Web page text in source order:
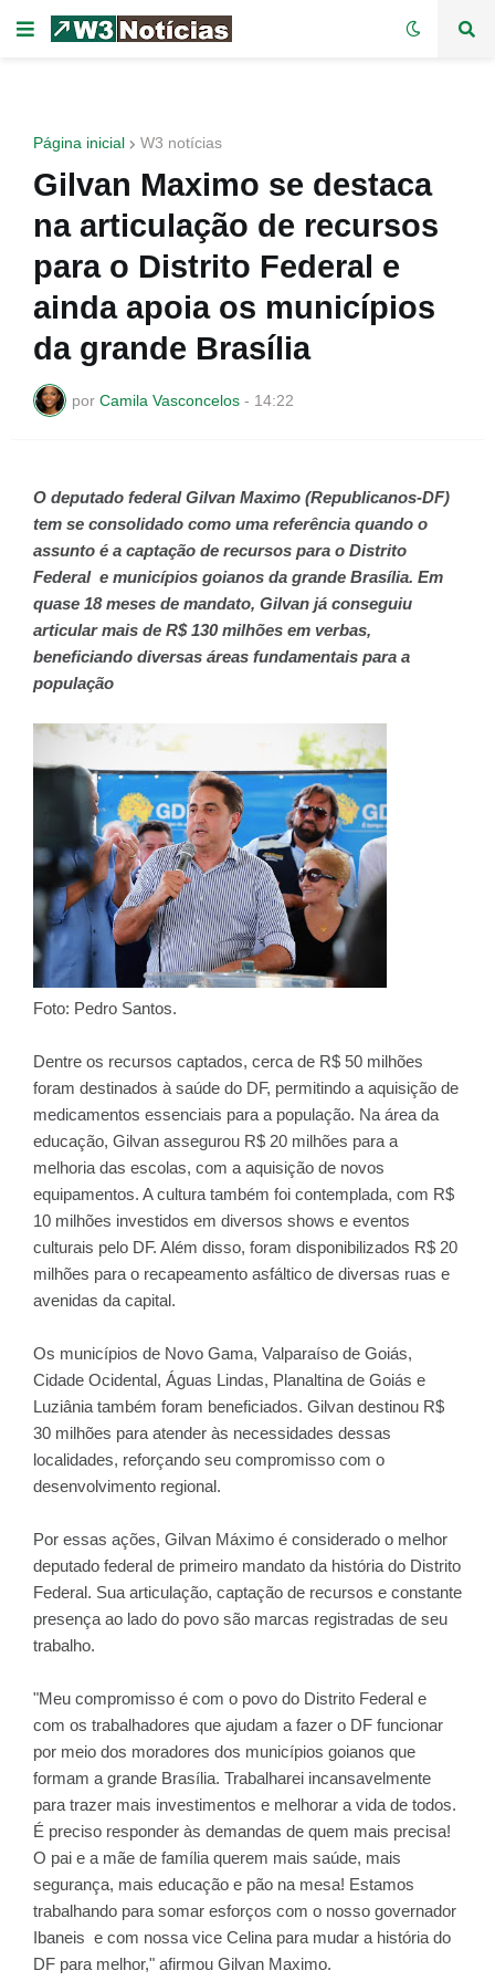
Página inicial W3 notícias
Gilvan Maximo se destaca
na articulação de recursos
para o Distrito Federal e
ainda apoia os municípios
da grande Brasília
por Camila Vasconcelos - 14:22
O deputado federal Gilvan Maximo (Republicanos-DF)
tem se consolidado como uma referência quando o
assunto é a captação de recursos para o Distrito
Federal e municípios goianos da grande Brasília. Em
quase 18 meses de mandato, Gilvan já conseguiu
articular mais de R$ 130 milhões em verbas,
beneficiando diversas áreas fundamentais para a
população
Foto: Pedro Santos.
Dentre os recursos captados, cerca de R$ 50 milhões
foram destinados à saúde do DF, permitindo a aquisição de
medicamentos essenciais para a população. Na área da
educação, Gilvan assegurou R$ 20 milhões para a
melhoria das escolas, com a aquisição de novos
equipamentos. A cultura também foi contemplada, com R$
10 milhões investidos em diversos shows e eventos
culturais pelo DF. Além disso, foram disponibilizados R$ 20
milhões para o recapeamento asfáltico de diversas ruas e
avenidas da capital.
Os municípios de Novo Gama, Valparaíso de Goiás,
Cidade Ocidental, Águas Lindas, Planaltina de Goiás e
Luziânia também foram beneficiados. Gilvan destinou R$
30 milhões para atender às necessidades dessas
localidades, reforçando seu compromisso com o
desenvolvimento regional.
Por essas ações, Gilvan Máximo é considerado o melhor
deputado federal de primeiro mandato da história do Distrito
Federal. Sua articulação, captação de recursos e constante
presença ao lado do povo são marcas registradas de seu
trabalho.
"Meu compromisso é com o povo do Distrito Federal e
com os trabalhadores que ajudam a fazer o DF funcionar
por meio dos moradores dos municípios goianos que
formam a grande Brasília. Trabalharei incansavelmente
para trazer mais investimentos e melhorar a vida de todos.
É preciso responder às demandas de quem mais precisa!
O pai e a mãe de família querem mais saúde, mais
segurança, mais educação e pão na mesa! Estamos
trabalhando para somar esforços com o nosso governador
Ibaneis e com nossa vice Celina para mudar a história do
DF para melhor," afirmou Gilvan Maximo.